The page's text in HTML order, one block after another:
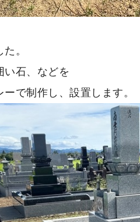
。
い石、などを
で制作し、設置します。